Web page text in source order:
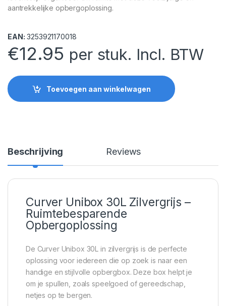
aantrekkelijke opbergoplossing.
EAN: 3253921170018
€12.95 per stuk. Incl. BTW
Toevoegen aan winkelwagen
Beschrijving Reviews
Curver Unibox 30L Zilvergrijs –
Ruimtebesparende
Opbergoplossing
De Curver Unibox 30L in zilvergrijs is de perfecte
oplossing voor iedereen die op zoek is naar een
handige en stijlvolle opbergbox. Deze box helpt je
om je spullen, zoals speelgoed of gereedschap,
netjes op te bergen.